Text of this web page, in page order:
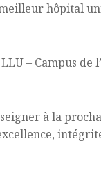
hôpital
– Campus de
à la